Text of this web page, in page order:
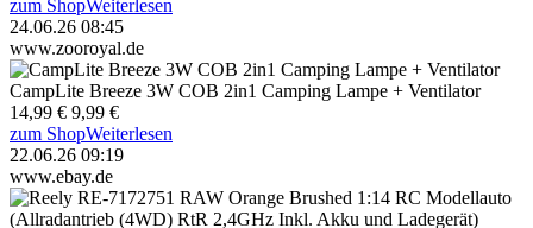
zum ShopWeiterlesen
24.06.26 08:45
www.zooroyal.de
CampLite Breeze 3W COB 2in1 Camping Lampe + Ventilator
14,99 € 9,99 €
zum ShopWeiterlesen
22.06.26 09:19
www.ebay.de